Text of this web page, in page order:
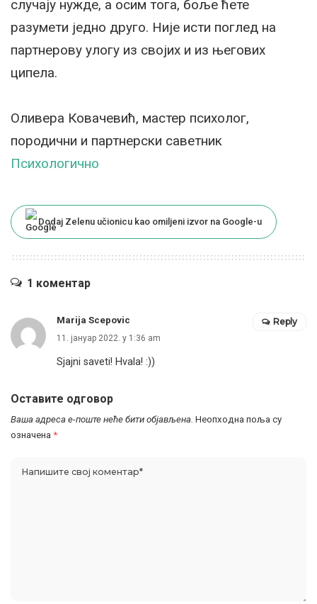
случају нужде, а осим тога, боље ћете
разумети једно друго. Није исти поглед на
партнерову улогу из својих и из његових
ципела.
Оливера Ковачевић, мастер психолог,
породични и партнерски саветник
Психологично
Dodaj Zelenu učionicu kao omiljeni izvor na Google-u
1 коментар
Marija Scepovic
11. јануар 2022. у 1:36 am
Sjajni saveti! Hvala! :))
Reply
Оставите одговор
Ваша адреса е-поште неће бити објављена. Неопходна поља су
означена *